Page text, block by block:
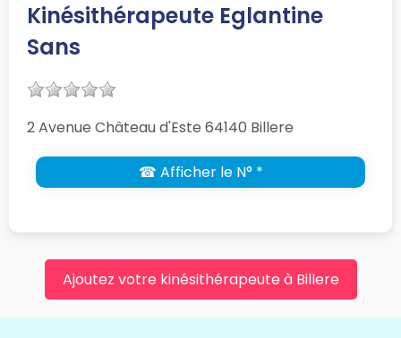
Kinésithérapeute Eglantine
Sans
2 Avenue Château d'Este 64140 Billere
☎ Afficher le N° *
Ajoutez votre kinésithérapeute à Billere